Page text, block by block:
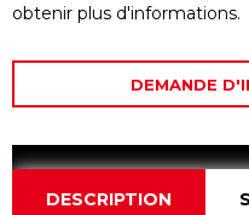
obtenir plus d'informations.
DEMANDE
DESCRIPTION